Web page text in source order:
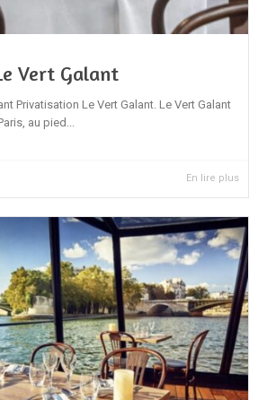
Vert Galant
Privatisation Le Vert Galant. Le Vert Galant
au pied...
En lire plus